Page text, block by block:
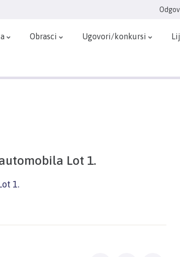
Obrasci Ugovori/konkursi
Lot 1.
1.